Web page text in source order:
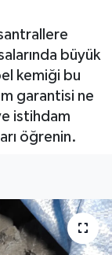
büyük
kemiği bu
garantisi ne
istihdam
öğrenin.